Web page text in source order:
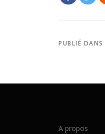
PUBLIÉ DANS
A propos